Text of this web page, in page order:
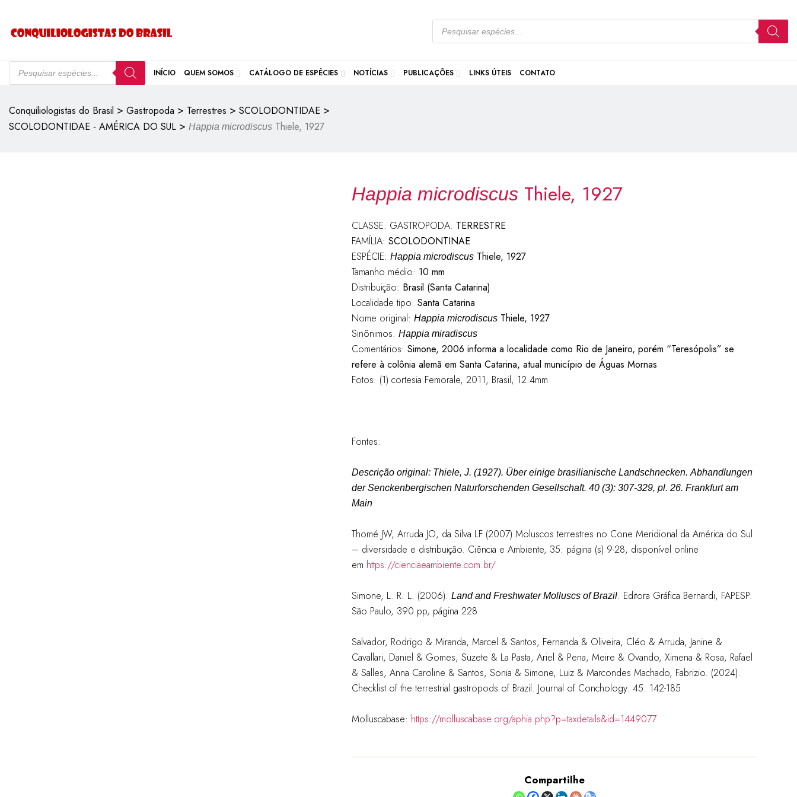
INÍCIO QUEM SOMOS CATÁLOGO DE ESPÉCIES NOTÍCIAS PUBLICAÇÕES LINKS ÚTEIS CONTATO
Conquiliologistas do Brasil > Gastropoda > Terrestres > SCOLODONTIDAE >
SCOLODONTIDAE - AMÉRICA DO SUL > Happia microdiscus Thiele, 1927
Happia microdiscusThiele, 1927
CLASSE: GASTROPODA: TERRESTRE
FAMÍLIA: SCOLODONTINAE
ESPÉCIE: Happia microdiscusThiele, 1927
Tamanho médio: 10 mm
Distribuição: Brasil (Santa Catarina)
Localidade tipo: Santa Catarina
Nome original: Happia microdiscusThiele, 1927
Sinônimos: Happia miradiscus
Comentários: Simone, 2006 informa a localidade como Rio de Janeiro, porém “Teresópolis” se
refere à colônia alemã em Santa Catarina, atual município de Águas Mornas
Fotos: (1) cortesia Femorale, 2011, Brasil, 12.4mm
Fontes:
Descrição original: Thiele, J. (1927). Über einige brasilianische Landschnecken. Abhandlungen
der Senckenbergischen Naturforschenden Gesellschaft. 40 (3): 307-329, pl. 26. Frankfurt am
Main
Thomé JW, Arruda JO, da Silva LF (2007) Moluscos terrestres no Cone Meridional da América do Sul
– diversidade e distribuição. Ciência e Ambiente, 35: página (s) 9-28, disponível online
em https://cienciaeambiente.com.br/
Simone, L. R. L. (2006). Land and Freshwater Molluscs of Brazil. Editora Gráfica Bernardi, FAPESP.
São Paulo, 390 pp, página 228
Salvador, Rodrigo & Miranda, Marcel & Santos, Fernanda & Oliveira, Cléo & Arruda, Janine &
Cavallari, Daniel & Gomes, Suzete & La Pasta, Ariel & Pena, Meire & Ovando, Ximena & Rosa, Rafael
& Salles, Anna Caroline & Santos, Sonia & Simone, Luiz & Marcondes Machado, Fabrizio. (2024).
Checklist of the terrestrial gastropods of Brazil. Journal of Conchology. 45. 142-185
Molluscabase: https://molluscabase.org/aphia.php?p=taxdetails&id=1449077
Compartilhe